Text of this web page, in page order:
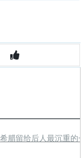
留给后人最沉重的